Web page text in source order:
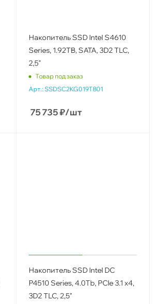
Накопитель SSD Intel S4610
Series, 1.92TB, SATA, 3D2 TLC,
2,5"
Товар под заказ
Арт.: SSDSC2KG019T801
75 735₽/шт
Накопитель SSD Intel DC
P4510 Series, 4.0Tb, PCIe 3.1 x4,
3D2 TLC, 2,5"